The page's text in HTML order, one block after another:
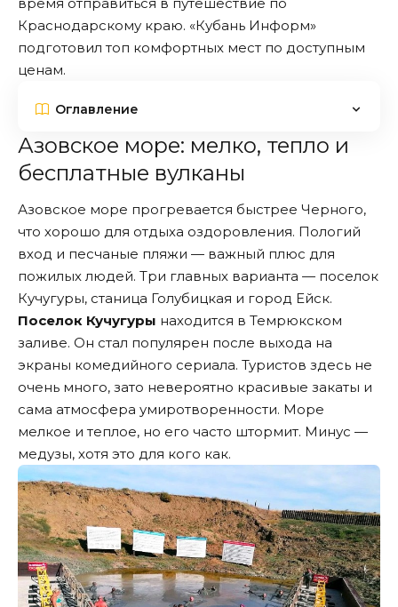
Краснодарскому краю. «Кубань Информ»
подготовил топ комфортных мест по доступным
ценам.
Оглавление
Азовское море: мелко, тепло и
бесплатные вулканы
Азовское море прогревается быстрее Черного,
что хорошо для отдыха оздоровления. Пологий
вход и песчаные пляжи — важный плюс для
пожилых людей. Три главных варианта — поселок
Кучугуры, станица Голубицкая и город Ейск.
Поселок Кучугуры находится в Темрюкском
заливе. Он стал популярен после выхода на
экраны комедийного сериала. Туристов здесь не
очень много, зато невероятно красивые закаты и
сама атмосфера умиротворенности. Море
мелкое и теплое, но его часто штормит. Минус —
медузы, хотя это для кого как.